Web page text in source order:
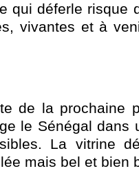
qui déferle risque
vivantes et à
de la prochaine
le Sénégal dans
La vitrine
mais bel et bien